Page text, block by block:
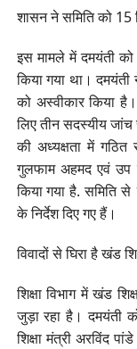
शासन ने समिति को 15
इस मामले में दमयंती
किया गया था।
को अस्वीकार किया
लिए तीन सदस्यीय
की अध्यक्षता में गठित
गुलफाम अहमद एवं उप
किया गया है. समिति से
के निर्देश दिए गए हैं।
विवादों से घिरा है खंड
शिक्षा विभाग में खंड
जुड़ा रहा है। दमयंती
शिक्षा मंत्री अरविंद